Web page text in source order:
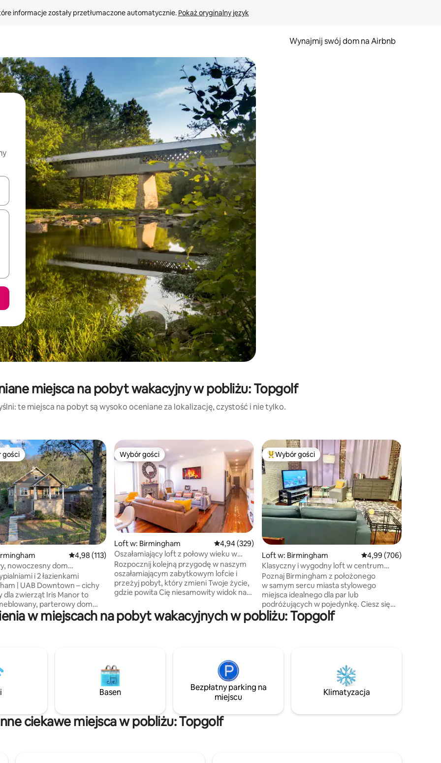
informacje zostały przetłumaczone automatycznie. Pokaż oryginalny język
Wynajmij swój dom na Airbnb
nich za pomocą klawiszy strzałek w górę i w dół lub przeglądać je za pomocą gestów dotykowych lub przesuwania.
miejsca na pobyt wakacyjny w pobliżu: Topgolf
te miejsca na pobyt są wysoko oceniane za lokalizację, czystość i nie tylko.
liczba recenzji: 264
z kategorii Wybór gości
gości
Średnia ocena: 4,98 na 5, liczba recenzji: 113
4,98 (113)
nowoczesny dom
i 2 łazienkami, przyjazny
w pobliżu UAB
i 2 łazienkami
| UAB Downtown – cichy
dla zwierząt Iris Manor to
parterowy dom
minut od szpitala UAB,
z myślą o gościach,
czy pracujesz zdalnie,
znajdziesz prawdziwą
miejsce do pracy,
parking i podwórko, na
w cichej dzielnicy
Wybór gości
Wybór gości
Loft w: Birmingham Średnia ocena: 4,94 na 5, liczba recenzji: 329
4,94 (329)
Oszałamiający loft z połowy wieku w
centrum miasta
Rozpocznij kolejną przygodę w naszym
oszałamiającym zabytkowym lofcie i
przeżyj pobyt, który zmieni Twoje życie,
gdzie powita Cię niesamowity widok na
historyczny urok z pięknymi
oryginalnymi drewnianymi podłogami i
podczas wszystkich swoich wizyt w
Magicznym Mieście! Znajdujemy się w
centrum miasta, w odległości krótkiego
spaceru od kilku wielokrotnie
nagradzanych restauracji, parków,
stadionów, sklepów spożywczych i życia
nocnego.
Najpopularniejsze z kategorii Wybór gości
Wybór gości
Loft w: Birmingham Średnia ocena: 4,99 na
4,99 (706)
Klasyczny i wygodny loft w centrum
miasta
Poznaj Birmingham z położonego
w samym sercu miasta stylowego
miejsca idealnego dla par lub
podróżujących w pojedynkę. Ciesz się
łóżkiem king-size z pianki Nectar
z efektem pamięci i bezkonkurencyjnym
klubów nocnych i parków. Transport
publiczny jest na wyciągnięcie ręki, więc
zwiedzanie jest bezproblemowe. Uwaga:
w pobliżu kursują pociągi, więc osoby
uwadze. Poczuj energię i urok centrum
w miejscach na pobyt wakacyjnych w pobliżu: Topgolf
Basen
Bezpłatny parking na
miejscu
Klimatyzacja
ciekawe miejsca w pobliżu: Topgolf